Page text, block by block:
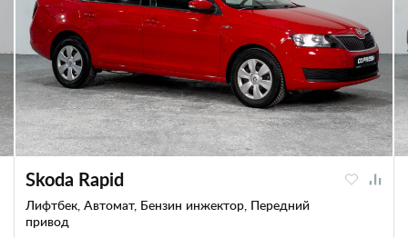
Skoda Rapid
Лифтбек, Автомат, Бензин инжектор, Передний
привод